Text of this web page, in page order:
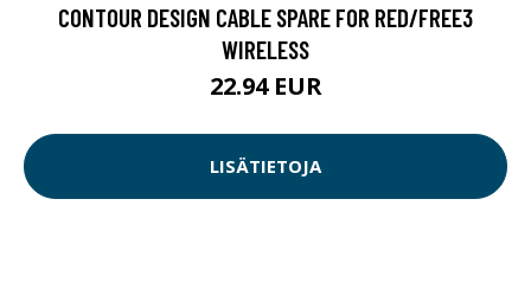
CONTOUR DESIGN CABLE SPARE FOR RED/FREE3
WIRELESS
22.94 EUR
LISÄTIETOJA